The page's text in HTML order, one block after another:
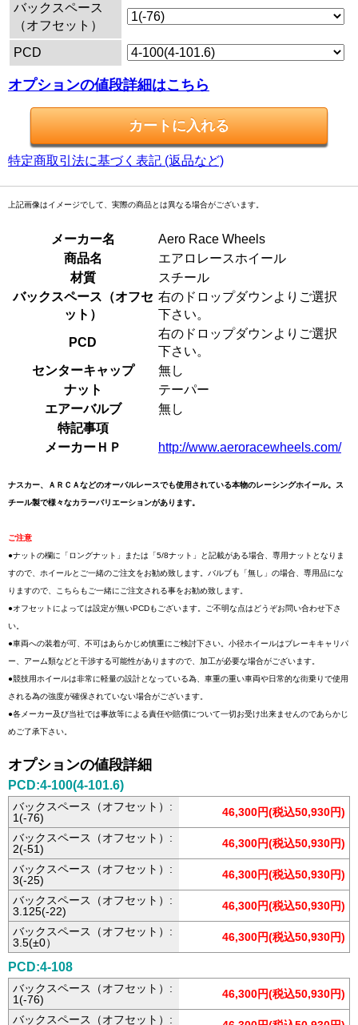
バックスペース
（オフセット）
PCD
オプションの値段詳細はこちら
特定商取引法に基づく表記 (返品など)
上記画像はイメージでして、実際の商品とは異なる場合がございます。
メーカー名
Aero Race Wheels
商品名
エアロレースホイール
材質
スチール
バックスペース（オフセ
ット）
右のドロップダウンよりご選択
下さい。
PCD
右のドロップダウンよりご選択
下さい。
センターキャップ
無し
ナット
テーパー
エアーバルブ
無し
特記事項
メーカーＨＰ
http://www.aeroracewheels.com/
ナスカー、ＡＲＣＡなどのオーバルレースでも使用されている本物のレーシングホイール。ス
チール製で様々なカラーバリエーションがあります。
ご注意
●ナットの欄に「ロングナット」または「5/8ナット」と記載がある場合、専用ナットとなりま
すので、ホイールとご一緒のご注文をお勧め致します。バルブも「無し」の場合、専用品にな
りますので、こちらもご一緒にご注文される事をお勧め致します。
●オフセットによっては設定が無いPCDもございます。ご不明な点はどうぞお問い合わせ下さ
い。
●車両への装着が可、不可はあらかじめ慎重にご検討下さい。小径ホイールはブレーキキャリパ
ー、アーム類などと干渉する可能性がありますので、加工が必要な場合がございます。
●競技用ホイールは非常に軽量の設計となっている為、車重の重い車両や日常的な街乗りで使用
される為の強度が確保されていない場合がございます。
●各メーカー及び当社では事故等による責任や賠償について一切お受け出来ませんのであらかじ
めご了承下さい。
オプションの値段詳細
PCD:4-100(4-101.6)
バックスペース（オフセット）:
1(-76)
46,300円(税込50,930円)
バックスペース（オフセット）:
2(-51)
46,300円(税込50,930円)
バックスペース（オフセット）:
3(-25)
46,300円(税込50,930円)
バックスペース（オフセット）:
3.125(-22)
46,300円(税込50,930円)
バックスペース（オフセット）:
3.5(±0）
46,300円(税込50,930円)
PCD:4-108
バックスペース（オフセット）:
1(-76)
46,300円(税込50,930円)
バックスペース（オフセット）: